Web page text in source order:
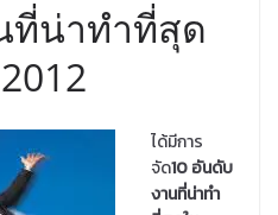
ที่น่าทำที่สุด
ได้มีการ
จัด10 อันดับ
งานที่น่าทำ